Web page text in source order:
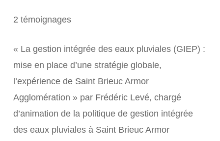
2 témoignages
« La gestion intégrée des eaux pluviales (GIEP) :
mise en place d’une stratégie globale,
l’expérience de Saint Brieuc Armor
Agglomération » par Frédéric Levé, chargé
d’animation de la politique de gestion intégrée
des eaux pluviales à Saint Brieuc Armor